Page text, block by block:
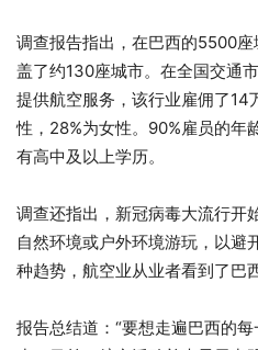
调查报告指出，在巴西的5500
盖了约130座城市。在全国交通
提供航空服务，该行业雇佣了14
性，28%为女性。90%雇员的年
有高中及以上学历。
调查还指出，新冠病毒大流行开
自然环境或户外环境游玩，以避
种趋势，航空业从业者看到了巴
报告总结道：“要想走遍巴西的